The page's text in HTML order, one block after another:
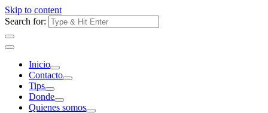
Skip to content
Search for:
Inicio
Contacto
Tips
Donde
Quienes somos